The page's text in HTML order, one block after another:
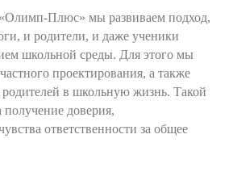
Плюс» мы развиваем подход,
и родители, и даже ученики
школьной среды. Для этого мы
проектирования, а также
в школьную жизнь. Такой
доверия,
ответственности за общее